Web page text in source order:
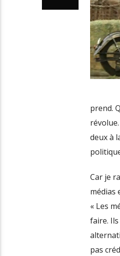
prend.
deux à
Car je
médias
« Les
faire.
pas